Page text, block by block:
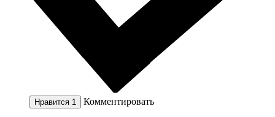
Нравится 1 Комментировать